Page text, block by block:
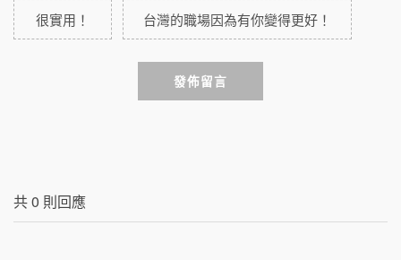
很實用！ 台灣的職場因為有你變得更好！
發佈留言
共0 則回應